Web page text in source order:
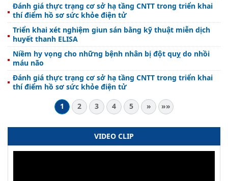
Đánh giá thực trạng cơ sở hạ tầng CNTT trong triển khai
thí điểm hồ sơ sức khỏe điện tử
Triển khai xét nghiệm giun sán bằng kỹ thuật miễn dịch
huyết thanh ELISA
Niềm hy vọng cho những bệnh nhân bị đột quỵ do nhồi
máu não
Đánh giá thực trạng cơ sở hạ tầng CNTT trong triển khai
thí điểm hồ sơ sức khỏe điện tử
1
2 3 4 5 » »»
VIDEO CLIP